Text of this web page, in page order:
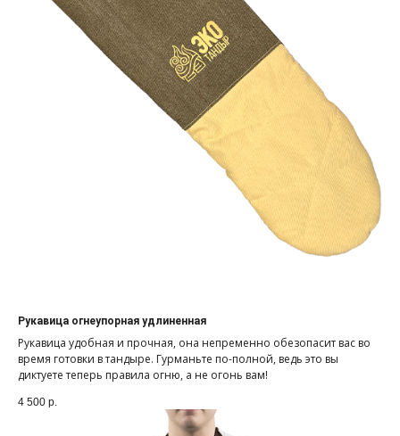
Рукавица огнеупорная удлиненная
Рукавица удобная и прочная, она непременно обезопасит вас во
время готовки в тандыре. Гурманьте по-полной, ведь это вы
диктуете теперь правила огню, а не огонь вам!
4 500 р.